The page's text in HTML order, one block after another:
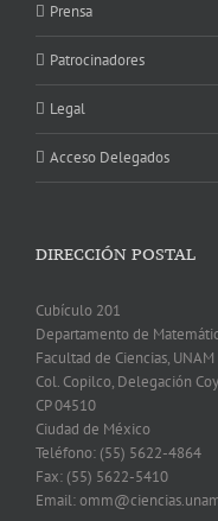
Prensa
Patrocinadores
Legal
Acceso Delegados
DIRECCIÓN POSTAL
Cubículo 201
Departamento de
Facultad de Ciencias, UNAM
Col. Copilco, Delegación
CP 04510
Ciudad de México
Teléfono: (55) 5622-4864
Fax: (55) 5622-5410
Email: